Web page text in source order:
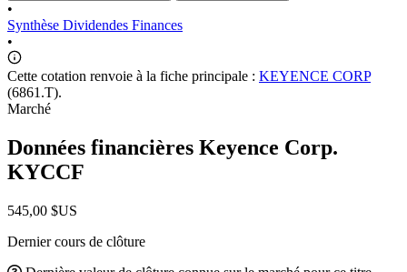
•
Synthèse Dividendes Finances
•
Cette cotation renvoie à la fiche principale : KEYENCE CORP
(6861.T).
Marché
Données financières Keyence Corp.
KYCCF
545,00 $US
Dernier cours de clôture